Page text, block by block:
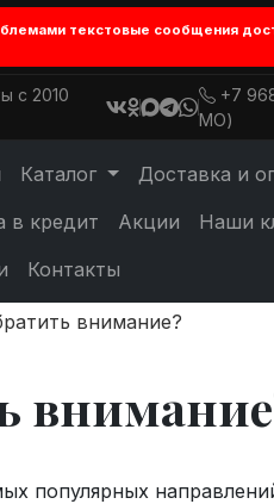
текстовые сообщения
с 2010
+7
МО)
Каталог Доставка и
в кредит
Акции Наши
Контакты
внимание?
популярных